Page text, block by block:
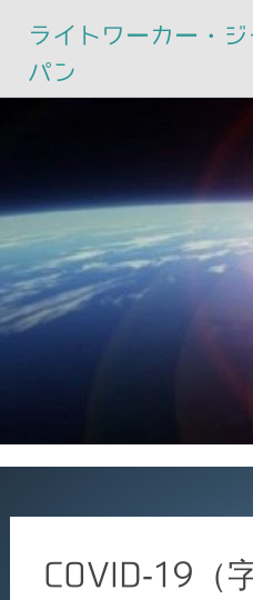
ライトワーカー・ジ
パン
COVID-19（